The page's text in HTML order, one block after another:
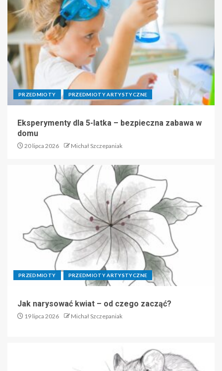
PRZEDMIOTY PRZEDMIOTY ARTYSTYCZNE
Eksperymenty dla 5-latka – bezpieczna zabawa w
domu
20 lipca 2026 Michał Szczepaniak
PRZEDMIOTY PRZEDMIOTY ARTYSTYCZNE
Jak narysować kwiat – od czego zacząć?
19 lipca 2026 Michał Szczepaniak